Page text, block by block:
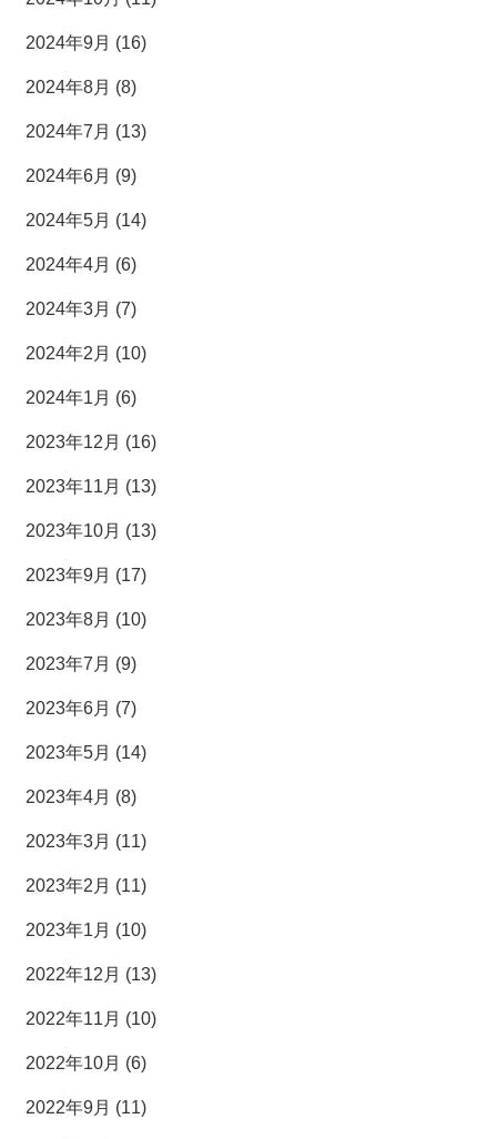
2024年9月 (16)
2024年8月 (8)
2024年7月 (13)
2024年6月 (9)
2024年5月 (14)
2024年4月 (6)
2024年3月 (7)
2024年2月 (10)
2024年1月 (6)
2023年12月 (16)
2023年11月 (13)
2023年10月 (13)
2023年9月 (17)
2023年8月 (10)
2023年7月 (9)
2023年6月 (7)
2023年5月 (14)
2023年4月 (8)
2023年3月 (11)
2023年2月 (11)
2023年1月 (10)
2022年12月 (13)
2022年11月 (10)
2022年10月 (6)
2022年9月 (11)